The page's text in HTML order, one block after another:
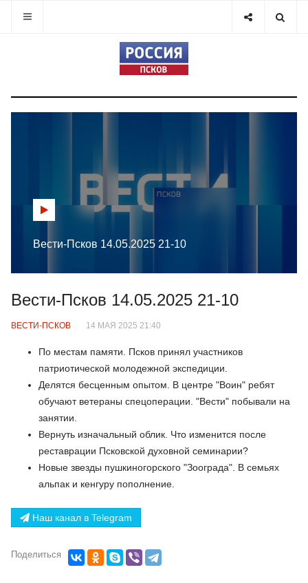
Вести-Псков 14.05.2025 21-10
Вести-Псков 14.05.2025 21-10
ВЕСТИ-ПСКОВ 14 МАЯ 2025 21:40
По местам памяти. Псков принял участников
патриотической молодежной экспедиции.
Делятся бесценным опытом. В центре "Воин" ребят
обучают ветераны спецоперации. "Вести" побывали на
занятии.
Вернуть изначальный облик. Что изменится после
реставрации Псковской духовной семинарии?
Новые звезды пушкиногорского "Зоограда". В семьях
альпак и кенгуру пополнение.
Наш канал в Telegram
Поделиться